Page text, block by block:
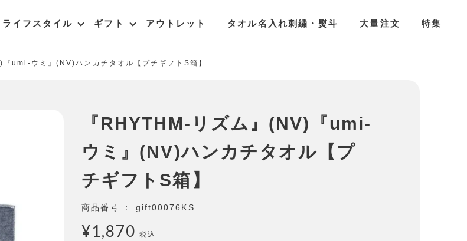
ライフスタイル ギフト アウトレット タオル名入れ刺繍・熨斗 大量注文 特集
umi-ウミ』(NV)ハンカチタオル【プチギフトS箱】
『RHYTHM-リズム』(NV)『umi-
ウミ』(NV)ハンカチタオル【プ
チギフトS箱】
商品番号 gift00076KS
¥1,870 税込